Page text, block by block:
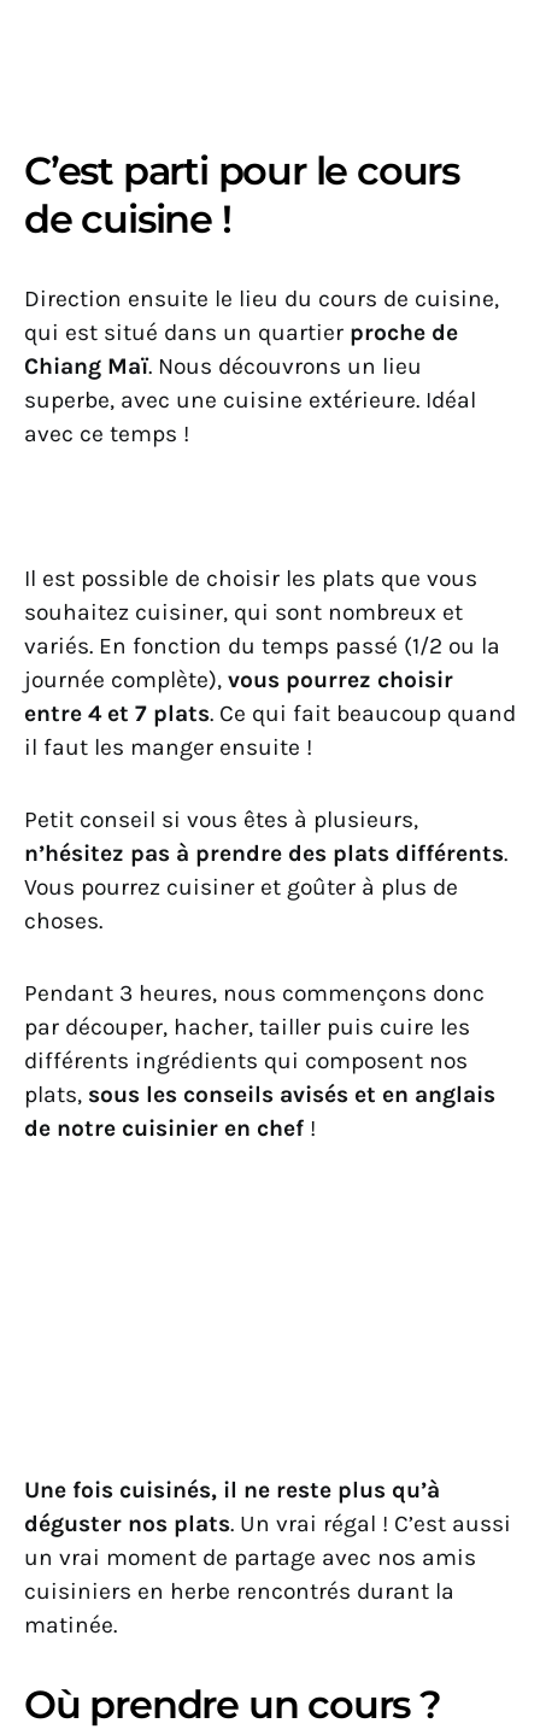
C’est parti pour le cours
de cuisine !
Direction ensuite le lieu du cours de cuisine,
qui est situé dans un quartier proche de
Chiang Maï. Nous découvrons un lieu
superbe, avec une cuisine extérieure. Idéal
avec ce temps !
Il est possible de choisir les plats que vous
souhaitez cuisiner, qui sont nombreux et
variés. En fonction du temps passé (1/2 ou la
journée complète), vous pourrez choisir
entre 4 et 7 plats. Ce qui fait beaucoup quand
il faut les manger ensuite !
Petit conseil si vous êtes à plusieurs,
n’hésitez pas à prendre des plats différents.
Vous pourrez cuisiner et goûter à plus de
choses.
Pendant 3 heures, nous commençons donc
par découper, hacher, tailler puis cuire les
différents ingrédients qui composent nos
plats, sous les conseils avisés et en anglais
de notre cuisinier en chef !
Une fois cuisinés, il ne reste plus qu’à
déguster nos plats. Un vrai régal ! C’est aussi
un vrai moment de partage avec nos amis
cuisiniers en herbe rencontrés durant la
matinée.
Où prendre un cours ?